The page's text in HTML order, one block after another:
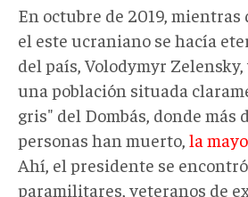
En octubre de 2019, mientras
el este ucraniano se hacía
del país, Volodymyr Zelensky,
una población situada
gris" del Dombás, donde más
personas han muerto, la
Ahí, el presidente se
paramilitares, veteranos de